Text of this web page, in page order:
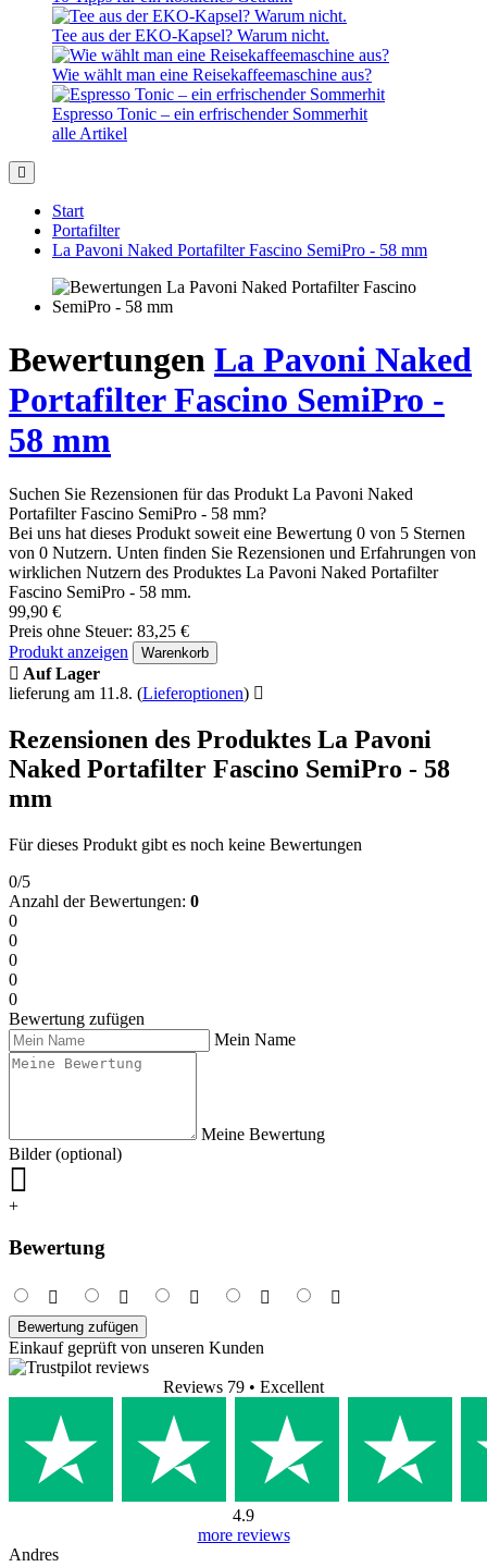
Tee aus der EKO-Kapsel? Warum nicht.
Wie wählt man eine Reisekaffeemaschine aus?
Espresso Tonic – ein erfrischender Sommerhit
alle Artikel
Start
Portafilter
La Pavoni Naked Portafilter Fascino SemiPro - 58 mm
Bewertungen La Pavoni Naked
Portafilter Fascino SemiPro -
58 mm
Suchen Sie Rezensionen für das Produkt La Pavoni Naked
Portafilter Fascino SemiPro - 58 mm?
Bei uns hat dieses Produkt soweit eine Bewertung 0 von 5 Sternen
von 0 Nutzern. Unten finden Sie Rezensionen und Erfahrungen von
wirklichen Nutzern des Produktes La Pavoni Naked Portafilter
Fascino SemiPro - 58 mm.
99,90 €
Preis ohne Steuer: 83,25 €
Produkt anzeigen
Warenkorb
Auf Lager
lieferung am 11.8. (Lieferoptionen)
Rezensionen des Produktes La Pavoni
Naked Portafilter Fascino SemiPro - 58
mm
Für dieses Produkt gibt es noch keine Bewertungen
0/5
Anzahl der Bewertungen: 0
0
0
0
0
0
Bewertung zufügen
Mein Name
Meine Bewertung
Bilder (optional)
+
Bewertung
Bewertung zufügen
Einkauf geprüft von unseren Kunden
Reviews 79 • Excellent
4.9
more reviews
Andres